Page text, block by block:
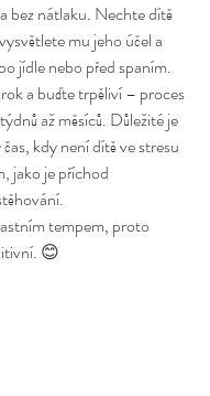
bez nátlaku. Nechte dítě
mu jeho účel a
jídle nebo před spaním.
a buďte trpěliví – proces
až měsíců. Důležité je
kdy není dítě ve stresu
jako je příchod
tempem, proto
😊